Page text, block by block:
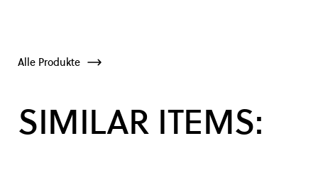
Alle Produkte
SIMILAR ITEMS: